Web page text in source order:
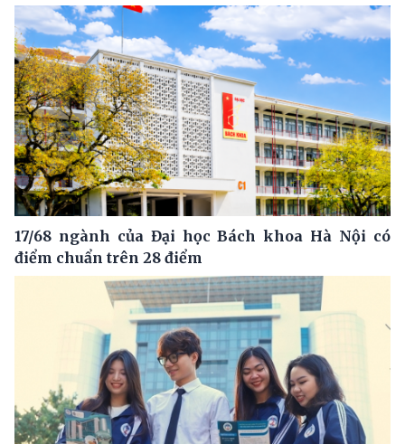
17/68 ngành của Đại học Bách khoa Hà Nội có
điểm chuẩn trên 28 điểm